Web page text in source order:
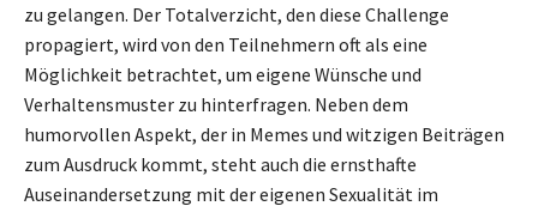
zu gelangen. Der Totalverzicht, den diese Challenge
propagiert, wird von den Teilnehmern oft als eine
Möglichkeit betrachtet, um eigene Wünsche und
Verhaltensmuster zu hinterfragen. Neben dem
humorvollen Aspekt, der in Memes und witzigen Beiträgen
zum Ausdruck kommt, steht auch die ernsthafte
Auseinandersetzung mit der eigenen Sexualität im